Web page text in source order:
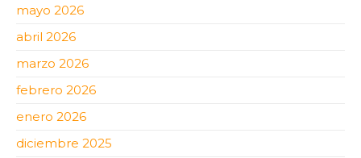
mayo 2026
abril 2026
marzo 2026
febrero 2026
enero 2026
diciembre 2025